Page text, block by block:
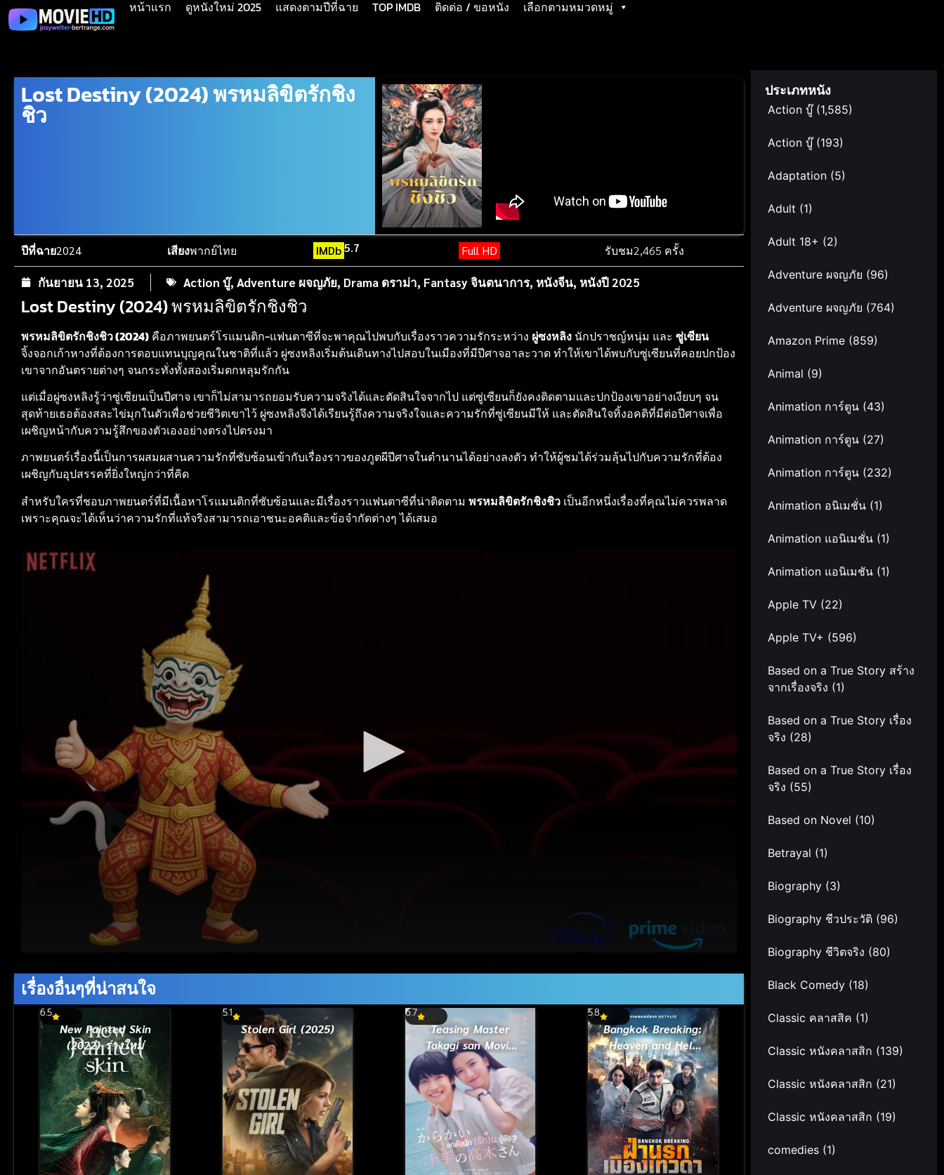
หน้าแรก ดูหนังใหม่ 2025 แสดงตามปีที่ฉาย TOP IMDB ติดต่อ / ขอหนัง เลือกตามหมวดหมู่
Lost Destiny (2024) พรหมลิขิตรักชิง
ชิว
ปีที่ฉาย2024 เสียงพากย์ไทย IMDb5.7 Full HD รับชม2,465 ครั้ง
กันยายน 13, 2025 Action บู๊, Adventure ผจญภัย, Drama ดราม่า, Fantasy จินตนาการ, หนังจีน, หนังปี 2025
Lost Destiny (2024) พรหมลิขิตรักชิงชิว
พรหมลิขิตรักชิงชิว (2024) คือภาพยนตร์โรแมนติก-แฟนตาซีที่จะพาคุณไปพบกับเรื่องราวความรักระหว่าง ผู่ซงหลิง นักปราชญ์หนุ่ม และ ซู่เซียน
จิ้งจอกเก้าหางที่ต้องการตอบแทนบุญคุณในชาติที่แล้ว ผู่ซงหลิงเริ่มต้นเดินทางไปสอบในเมืองที่มีปีศาจอาละวาด ทำให้เขาได้พบกับซู่เซียนที่คอยปกป้อง
เขาจากอันตรายต่างๆ จนกระทั่งทั้งสองเริ่มตกหลุมรักกัน
แต่เมื่อผู่ซงหลิงรู้ว่าซู่เซียนเป็นปีศาจ เขาก็ไม่สามารถยอมรับความจริงได้และตัดสินใจจากไป แต่ซู่เซียนก็ยังคงติดตามและปกป้องเขาอย่างเงียบๆ จน
สุดท้ายเธอต้องสละไข่มุกในตัวเพื่อช่วยชีวิตเขาไว้ ผู่ซงหลิงจึงได้เรียนรู้ถึงความจริงใจและความรักที่ซู่เซียนมีให้ และตัดสินใจทิ้งอคติที่มีต่อปีศาจเพื่อ
เผชิญหน้ากับความรู้สึกของตัวเองอย่างตรงไปตรงมา
ภาพยนตร์เรื่องนี้เป็นการผสมผสานความรักที่ซับซ้อนเข้ากับเรื่องราวของภูตผีปีศาจในตำนานได้อย่างลงตัว ทำให้ผู้ชมได้ร่วมลุ้นไปกับความรักที่ต้อง
เผชิญกับอุปสรรคที่ยิ่งใหญ่กว่าที่คิด
สำหรับใครที่ชอบภาพยนตร์ที่มีเนื้อหาโรแมนติกที่ซับซ้อนและมีเรื่องราวแฟนตาซีที่น่าติดตาม พรหมลิขิตรักชิงชิว เป็นอีกหนึ่งเรื่องที่คุณไม่ควรพลาด
เพราะคุณจะได้เห็นว่าความรักที่แท้จริงสามารถเอาชนะอคติและข้อจำกัดต่างๆ ได้เสมอ
เรื่องอื่นๆที่น่าสนใจ
6.5
New Painted Skin
(2022) ร่างใหม่
5.1
Stolen Girl (2025)
6.7
Teasing Master
Takagi san Movie
(2024) แกล้งนัก
(รัก)นะรู้ยัง
5.8
Bangkok Breaking:
Heaven and Hell
(2024) ฝ่านรกเมือง
เทวดา
ประเภทหนัง
Action บู๊(1,585)
Action บู๊(193)
Adaptation (5)
Adult (1)
Adult 18+ (2)
Adventure ผจญภัย (96)
Adventure ผจญภัย (764)
Amazon Prime (859)
Animal (9)
Animation การ์ตูน (43)
Animation การ์ตูน (27)
Animation การ์ตูน (232)
Animation อนิเมชั่น (1)
Animation แอนิเมชั่น (1)
Animation แอนิเมชัน (1)
Apple TV (22)
Apple TV+ (596)
Based on a True Story สร้าง
จากเรื่องจริง (1)
Based on a True Story เรื่อง
จริง (28)
Based on a True Story เรื่อง
จริง (55)
Based on Novel (10)
Betrayal (1)
Biography (3)
Biography ชีวประวัติ (96)
Biography ชีวิตจริง (80)
Black Comedy (18)
Classic คลาสสิค (1)
Classic หนังคลาสสิก (139)
Classic หนังคลาสสิก (21)
Classic หนังคลาสสิก (19)
comedies (1)